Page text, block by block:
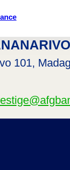
101,